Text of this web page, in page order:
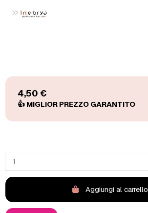
4,50 €
Aggiungi al carrello